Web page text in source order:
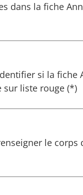
dans la fiche
si la fiche
sur liste rouge (*)
le corps